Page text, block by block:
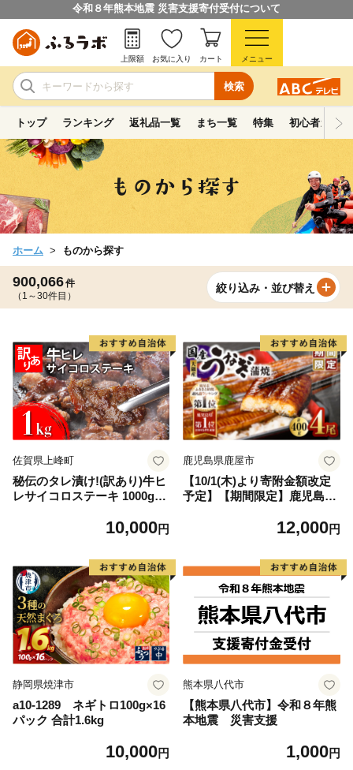
令和８年熊本地震 災害支援寄付受付について
検索
上限額 お気に入り カート メニュー
トップ ランキング 返礼品一覧 まち一覧 特集 初心者ガイド
ホーム ものから探す
900,066件
（1～30件目）
絞り込み・並び替え
佐賀県上峰町
秘伝のタレ漬け!(訳あり)牛ヒ
レサイコロステーキ 1000g
10,000円
鹿児島県鹿屋市
【10/1(木)より寄附金額改定
予定】【期間限定】鹿児島県
12,000円
静岡県焼津市
a10-1289 ネギトロ100g×16
パック 合計1.6kg
10,000円
熊本県八代市
【熊本県八代市】令和８年熊
本地震 災害支援
1,000円